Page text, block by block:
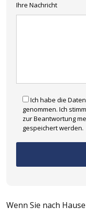
Ihre Nachricht
Ich habe die
genommen. Ich
zur Beantwortung
gespeichert werden.
Wenn Sie nach